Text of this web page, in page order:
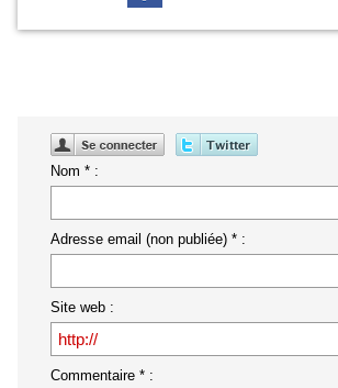
Nom * :
Adresse email (non publiée) * :
Site web :
Commentaire * :